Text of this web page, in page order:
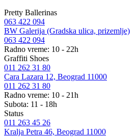
Pretty Ballerinas
063 422 094
BW Galerija (Gradska ulica, prizemlje)
063 422 094
Radno vreme: 10 - 22h
Graffiti Shoes
011 262 31 80
Cara Lazara 12, Beograd 11000
011 262 31 80
Radno vreme: 10 - 21h
Subota: 11 - 18h
Status
011 263 45 26
Kralja Petra 46, Beograd 11000